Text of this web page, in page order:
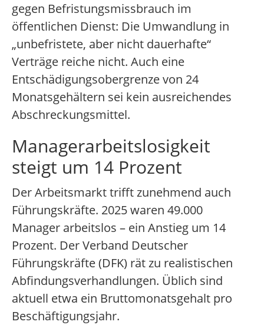
gegen Befristungsmissbrauch im
öffentlichen Dienst: Die Umwandlung in
„unbefristete, aber nicht dauerhafte“
Verträge reiche nicht. Auch eine
Entschädigungsobergrenze von 24
Monatsgehältern sei kein ausreichendes
Abschreckungsmittel.
Managerarbeitslosigkeit
steigt um 14 Prozent
Der Arbeitsmarkt trifft zunehmend auch
Führungskräfte. 2025 waren 49.000
Manager arbeitslos – ein Anstieg um 14
Prozent. Der Verband Deutscher
Führungskräfte (DFK) rät zu realistischen
Abfindungsverhandlungen. Üblich sind
aktuell etwa ein Bruttomonatsgehalt pro
Beschäftigungsjahr.